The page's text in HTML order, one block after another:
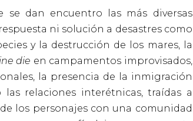
dan encuentro las más diversas
ni solución a desastres como
y la destrucción de los mares, la
die en campamentos improvisados,
la presencia de la inmigración
relaciones interétnicas, traídas a
los personajes con una comunidad